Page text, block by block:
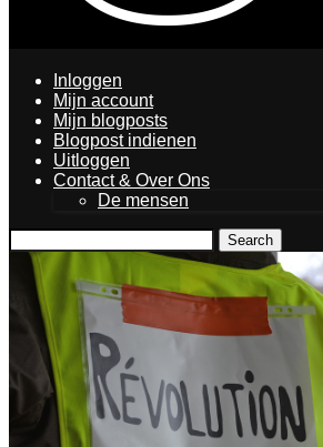
Inloggen
Mijn account
Mijn blogposts
Blogpost indienen
Uitloggen
Contact & Over Ons
De mensen
Search